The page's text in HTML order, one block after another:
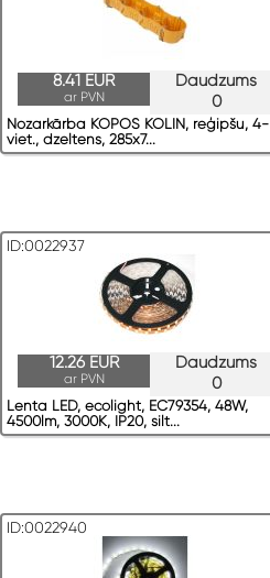
Daudzums
0
8.41 EUR
ar PVN
Nozarkārba KOPOS KOLIN, reģipšu, 4-
viet., dzeltens, 285x7...
ID:0022937
Daudzums
0
12.26 EUR
ar PVN
Lenta LED, ecolight, EC79354, 48W,
4500lm, 3000K, IP20, silt...
ID:0022940